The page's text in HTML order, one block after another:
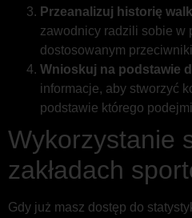
Przeanalizuj historię
zawodnicy radzili sobie w
dostosowanym
Wnioskuj na podstawie
informacje, aby stworzyć
podstawie którego
Wykorzystanie
zakładach
Gdy już masz dostęp do